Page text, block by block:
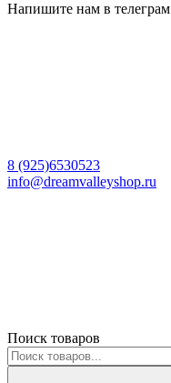
Напишите нам в телеграм
8 (925)6530523
info@dreamvalleyshop.ru
Поиск товаров